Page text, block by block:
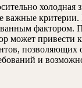
важные
фактором.
может привести
позволяющих
и